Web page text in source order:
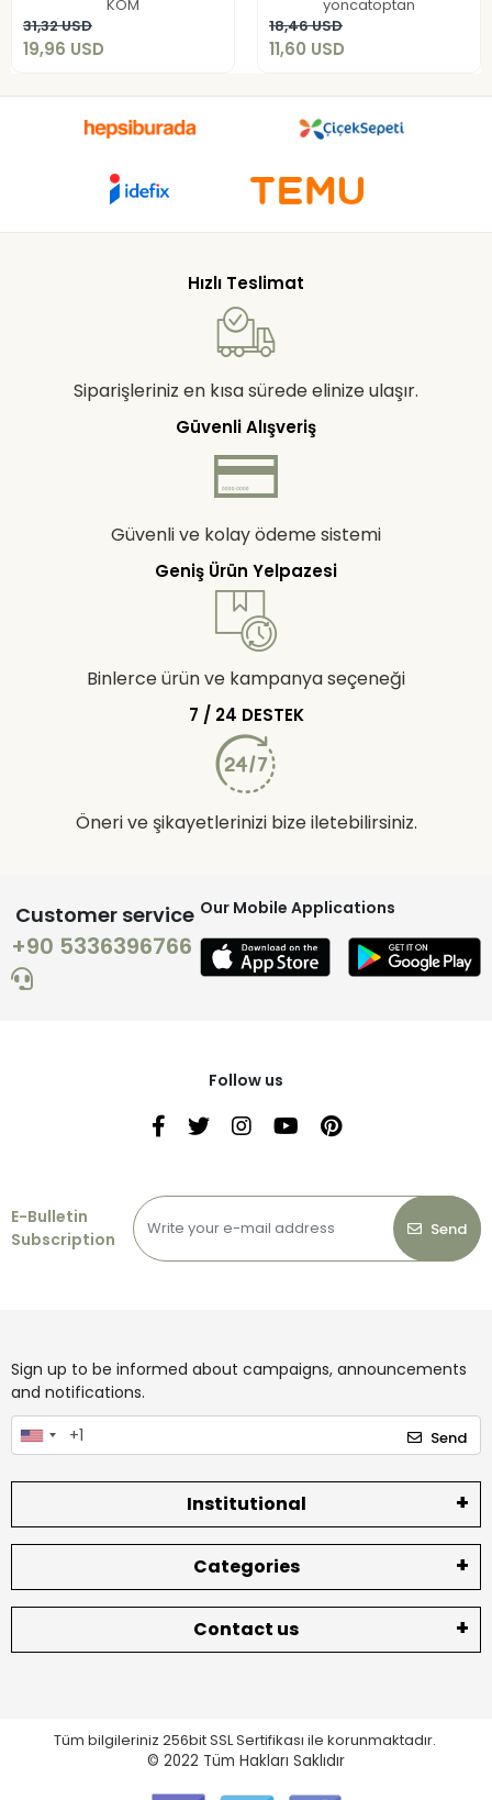
KOM
31,32 USD
19,96 USD
Add to cart
yoncatoptan
18,46 USD
11,60 USD
Add to cart
Hızlı Teslimat
Siparişleriniz en kısa sürede elinize ulaşır.
Güvenli Alışveriş
Güvenli ve kolay ödeme sistemi
Geniş Ürün Yelpazesi
Binlerce ürün ve kampanya seçeneği
7 / 24 DESTEK
Öneri ve şikayetlerinizi bize iletebilirsiniz.
Customer service
+90 5336396766
Our Mobile Applications
Follow us
E-Bulletin
Subscription
Send
Sign up to be informed about campaigns, announcements
and notifications.
Send
Institutional
Categories
Contact us
Tüm bilgileriniz 256bit SSL Sertifikası ile korunmaktadır.
© 2022 Tüm Hakları Saklıdır